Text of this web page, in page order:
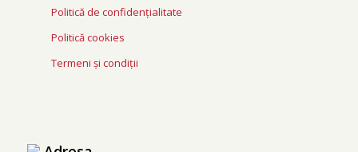
Politică de confidențialitate
Politică cookies
Termeni și condiții